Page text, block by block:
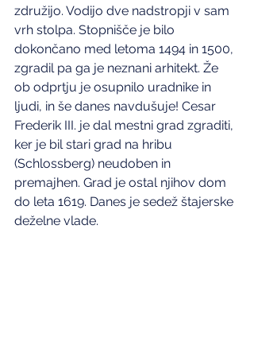
združijo. Vodijo dve nadstropji v sam
vrh stolpa. Stopnišče je bilo
dokončano med letoma 1494 in 1500,
zgradil pa ga je neznani arhitekt. Že
ob odprtju je osupnilo uradnike in
ljudi, in še danes navdušuje! Cesar
Frederik III. je dal mestni grad zgraditi,
ker je bil stari grad na hribu
(Schlossberg) neudoben in
premajhen. Grad je ostal njihov dom
do leta 1619. Danes je sedež štajerske
deželne vlade.